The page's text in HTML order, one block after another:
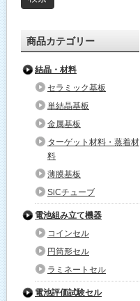
商品カテゴリー
結晶・材料
セラミック基板
単結晶基板
金属基板
ターゲット材料・蒸着材
料
薄膜基板
SiCチューブ
電池組み立て機器
コインセル
円筒形セル
ラミネートセル
電池評価試験セル